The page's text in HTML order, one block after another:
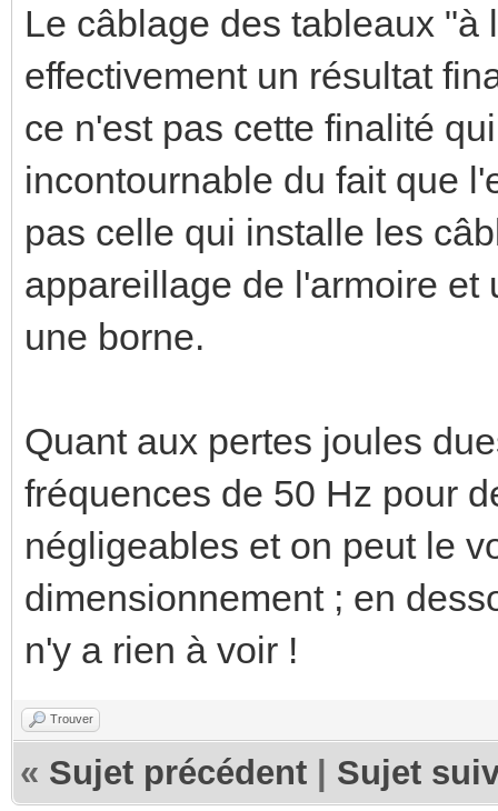
Le câblage des tableaux
effectivement un résultat
ce n'est pas cette finalité
incontournable du fait que
pas celle qui installe les
appareillage de l'armoire
une borne.
Quant aux pertes joules
fréquences de 50 Hz pour
négligeables et on peut le
dimensionnement ; en
n'y a rien à voir !
Trouver
« Sujet précédent Sujet